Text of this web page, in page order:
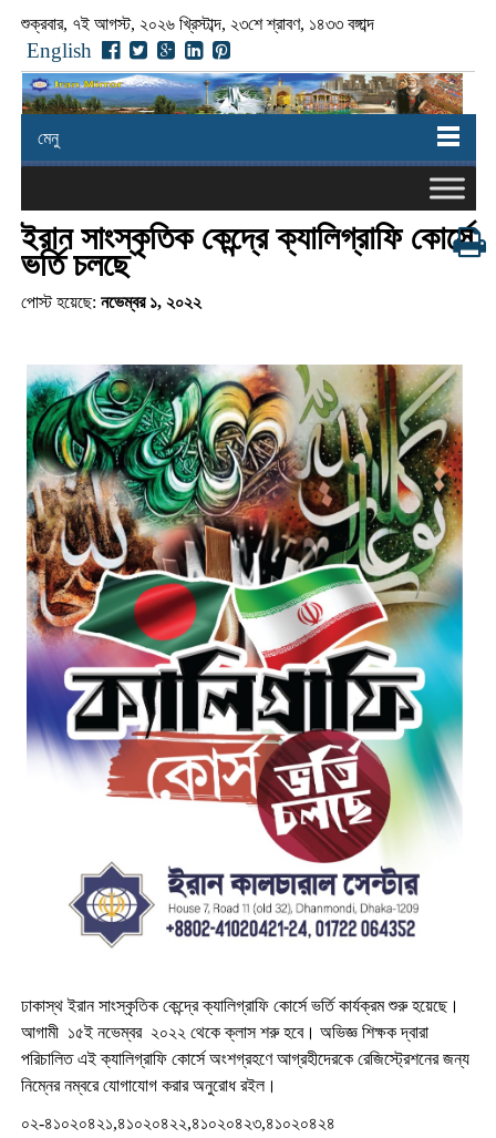
শুক্রবার, ৭ই আগস্ট, ২০২৬ খ্রিস্টাব্দ, ২৩শে শ্রাবণ, ১৪৩৩ বঙ্গাব্দ
English
মেনু
ইরান সাংস্কৃতিক কেন্দ্রে ক্যালিগ্রাফি কোর্সে
ভর্তি চলছে
পোস্ট হয়েছে: নভেম্বর ১, ২০২২
ঢাকাস্থ ইরান সাংস্কৃতিক কেন্দ্রে ক্যালিগ্রাফি কোর্সে ভর্তি কার্যক্রম শুরু হয়েছে।
আগামী ১৫ই নভেম্বর ২০২২ থেকে ক্লাস শরু হবে। অভিজ্ঞ শিক্ষক দ্বারা
পরিচালিত এই ক্যালিগ্রাফি কোর্সে অংশগ্রহণে আগ্রহীদেরকে রেজিস্ট্রেশনের জন্য
নিম্নের নম্বরে যোগাযোগ করার অনুরোধ রইল।
০২-৪১০২০৪২১,৪১০২০৪২২,৪১০২০৪২৩,৪১০২০৪২৪